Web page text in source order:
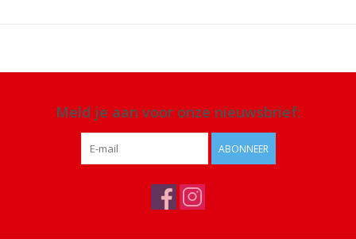
Meld je aan voor onze nieuwsbrief:
ABONNEER